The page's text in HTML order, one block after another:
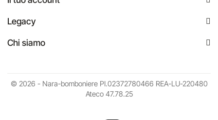
Legacy
Chi siamo
© 2026 - Nara-bomboniere PI.02372780466 REA-LU-220480
Ateco 47.78.25